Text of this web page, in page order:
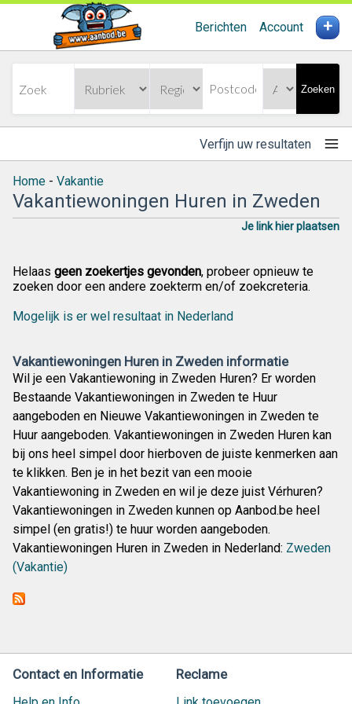
Berichten Account +
Zoeken
Verfijn uw resultaten
Home - Vakantie
Vakantiewoningen Huren in Zweden
Je link hier plaatsen
Helaas geen zoekertjes gevonden, probeer opnieuw te
zoeken door een andere zoekterm en/of zoekcreteria.
Mogelijk is er wel resultaat in Nederland
Vakantiewoningen Huren in Zweden informatie
Wil je een Vakantiewoning in Zweden Huren? Er worden
Bestaande Vakantiewoningen in Zweden te Huur
aangeboden en Nieuwe Vakantiewoningen in Zweden te
Huur aangeboden. Vakantiewoningen in Zweden Huren kan
bij ons heel simpel door hierboven de juiste kenmerken aan
te klikken. Ben je in het bezit van een mooie
Vakantiewoning in Zweden en wil je deze juist Vérhuren?
Vakantiewoningen in Zweden kunnen op Aanbod.be heel
simpel (en gratis!) te huur worden aangeboden.
Vakantiewoningen Huren in Zweden in Nederland: Zweden
(Vakantie)
Contact en Informatie Reclame